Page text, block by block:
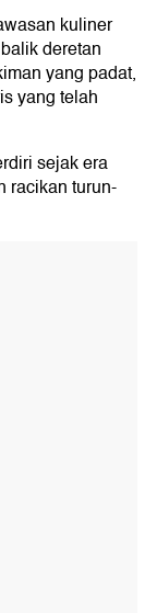
kuliner
deretan
yang padat,
yang telah
sejak era
racikan turun-